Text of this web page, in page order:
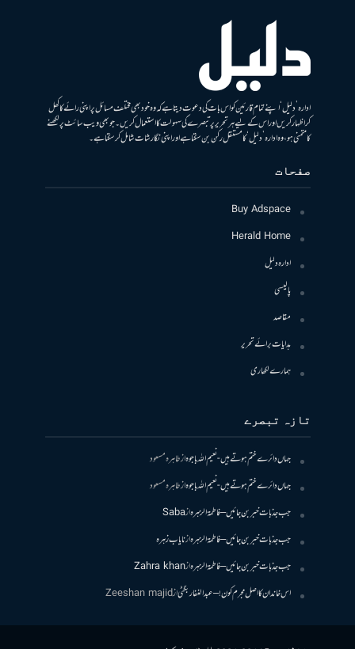
ادارہ ’دلیل‘ اپنے تمام قارئین کو اس بات کی دعوت دیتا ہے کہ وہ خود بھی مختلف مسائل پر اپنی رائے کا کھل
کر اظہار کریں اور اس کے لیے ہر تحریر پر تبصرے کی سہولت کا استعمال کریں۔ جو بھی ویب سائٹ پر لکھنے
کا متمنی ہو، وہ ادارہ ’دلیل‘ کا مستقل رکن بن سکتا ہے اور اپنی نگارشات شامل کرسکتا ہے۔
صفحات
Buy Adspace
Herald Home
ادارہ دلیل
پالیسی
مقاصد
ہدایات برائے تحریر
ہمارے لکھاری
تازہ تبصرے
جہاں دائرے ختم ہوتے ہیں- نعیم اللہ باجوہازطاہرہ مسعود
جہاں دائرے ختم ہوتے ہیں- نعیم اللہ باجوہازطاہرہ مسعود
جب جذبات خبر بن جائیں – فاطمۃالزہرہازSaba
جب جذبات خبر بن جائیں – فاطمۃالزہرہازنایاب زہرہ
جب جذبات خبر بن جائیں – فاطمۃالزہرہازZahra khan
اس خاندان کا اصل مجرم کون! – عبدالغفار بگٹیازZeeshan majid